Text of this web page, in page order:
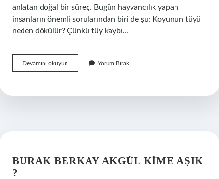
anlatan doğal bir süreç. Bugün hayvancılık yapan
insanların önemli sorularından biri de şu: Koyunun tüyü
neden dökülür? Çünkü tüy kaybı…
Devamını okuyun
dökülen
yapılır
Yorum Bırak
BURAK BERKAY AKGÜL KIME AŞIK
?